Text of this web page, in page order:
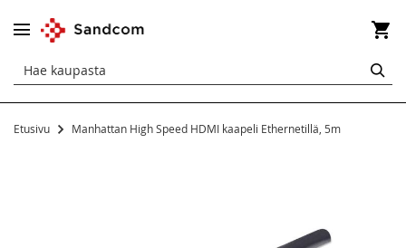
Etusivu Manhattan High Speed HDMI kaapeli Ethernetillä, 5m